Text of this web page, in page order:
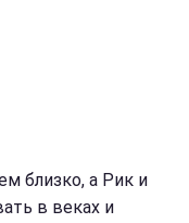
близко, а Рик и
в веках и